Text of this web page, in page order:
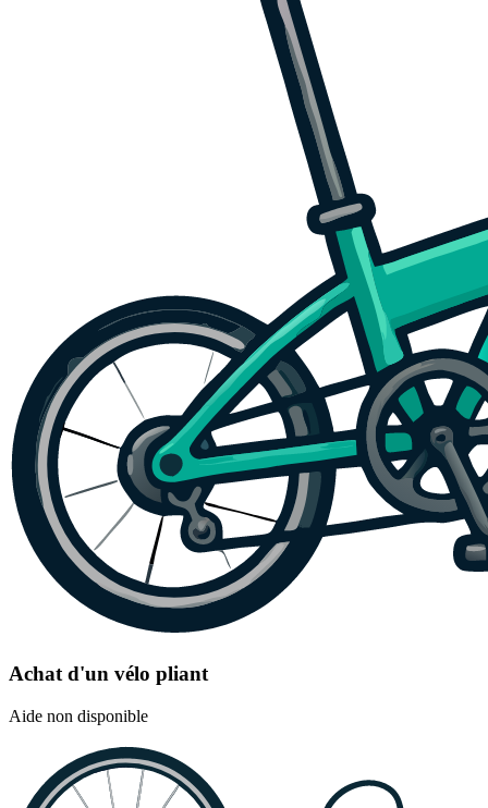
Achat d'un vélo pliant
Aide non disponible